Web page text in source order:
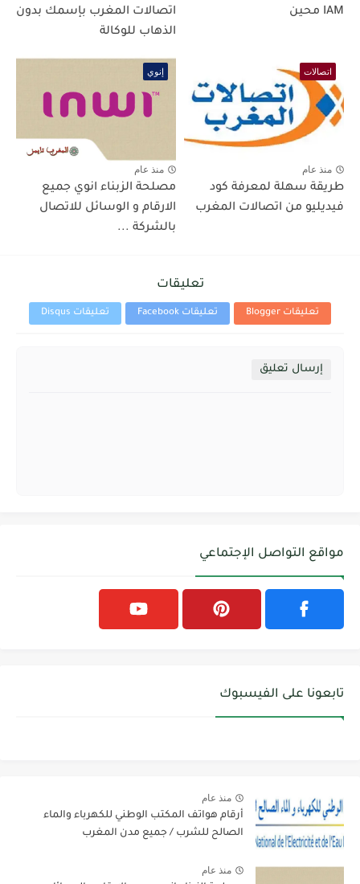
IAM محين
اتصالات المغرب بإسمك بدون
الذهاب للوكالة
اتصالات
منذ عام
طريقة سهلة لمعرفة كود
فيديليو من اتصالات المغرب
إنوي
منذ عام
مصلحة الزبناء انوي جميع
الارقام و الوسائل للاتصال
بالشركة ...
تعليقات
تعليقات Blogger تعليقات Facebook تعليقات Disqus
إرسال تعليق
مواقع التواصل الإجتماعي
تابعونا على الفيسبوك
منذ عام
أرقام هواتف المكتب الوطني للكهرباء والماء
الصالح للشرب / جميع مدن المغرب
منذ عام